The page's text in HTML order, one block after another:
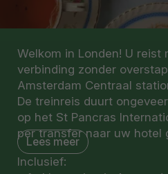
Welkom in Londen! U reist
verbinding zonder
Amsterdam Centraal
De treinreis duurt
op het St Pancras
per transfer naar uw hotel
steenworp afstand van
hier omringd door vele
Lees meer
Inclusief: